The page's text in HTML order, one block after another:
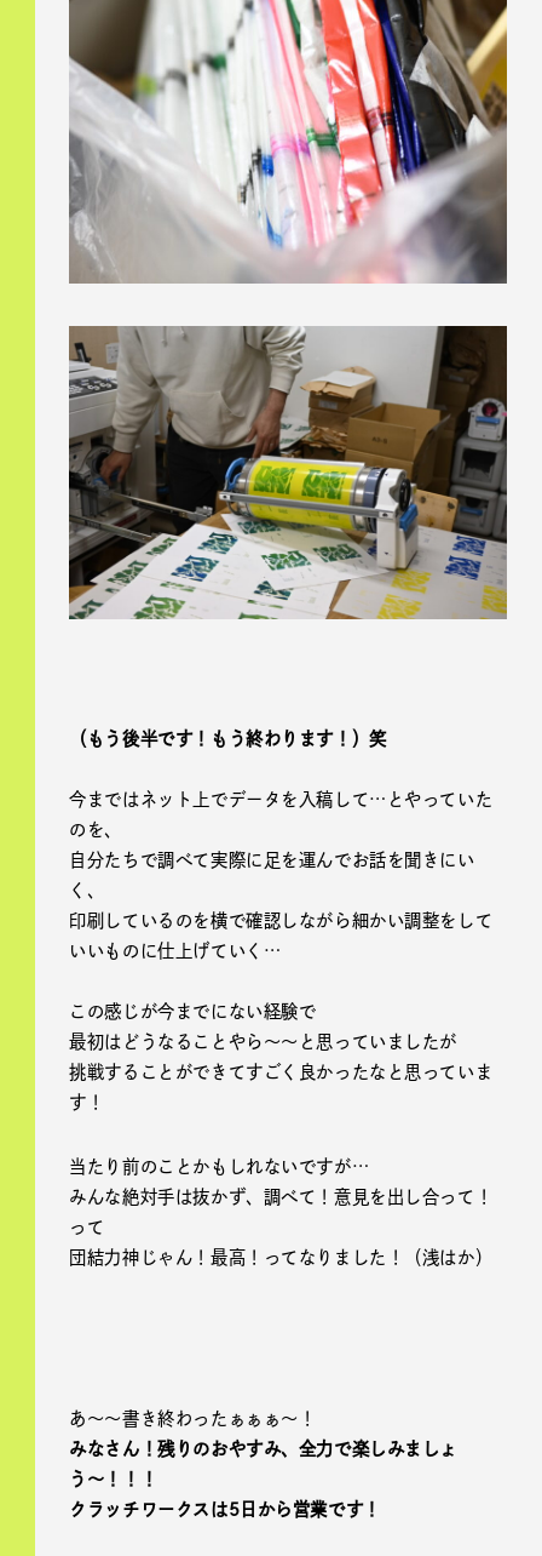
（もう後半です！もう終わります！）笑
今まではネット上でデータを入稿して…とやっていた
のを、
自分たちで調べて実際に足を運んでお話を聞きにい
く、
印刷しているのを横で確認しながら細かい調整をして
いいものに仕上げていく…
この感じが今までにない経験で
最初はどうなることやら〜〜と思っていましたが
挑戦することができてすごく良かったなと思っていま
す！
当たり前のことかもしれないですが…
みんな絶対手は抜かず、調べて！意見を出し合って！
って
団結力神じゃん！最高！ってなりました！（浅はか）
あ〜〜書き終わったぁぁぁ〜！
みなさん！残りのおやすみ、全力で楽しみましょ
う〜！！！
クラッチワークスは5日から営業です！